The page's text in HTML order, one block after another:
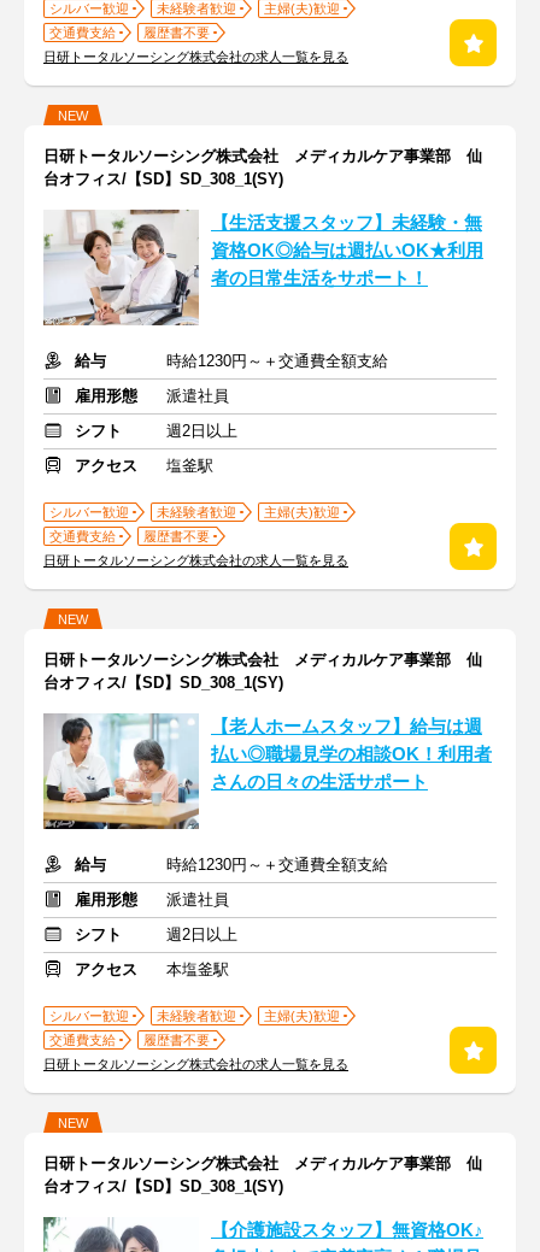
シルバー歓迎 未経験者歓迎
主婦(夫)歓迎
交通費支給
履歴書不要
日研トータルソーシング株式会社の求人一覧を見る
NEW
日研トータルソーシング株式会社 メディカルケア事業部 仙
台オフィス/【SD】SD_308_1(SY)
【生活支援スタッフ】未経験・無
資格OK◎給与は週払いOK★利用
者の日常生活をサポート！
給与
時給1230円～＋交通費全額支給
雇用形態
派遣社員
シフト
週2日以上
アクセス
塩釜駅
シルバー歓迎 未経験者歓迎
主婦(夫)歓迎
交通費支給
履歴書不要
日研トータルソーシング株式会社の求人一覧を見る
NEW
日研トータルソーシング株式会社 メディカルケア事業部 仙
台オフィス/【SD】SD_308_1(SY)
【老人ホームスタッフ】給与は週
払い◎職場見学の相談OK！利用者
さんの日々の生活サポート
給与
時給1230円～＋交通費全額支給
雇用形態
派遣社員
シフト
週2日以上
アクセス
本塩釜駅
シルバー歓迎 未経験者歓迎
主婦(夫)歓迎
交通費支給
履歴書不要
日研トータルソーシング株式会社の求人一覧を見る
NEW
日研トータルソーシング株式会社 メディカルケア事業部 仙
台オフィス/【SD】SD_308_1(SY)
【介護施設スタッフ】無資格OK♪